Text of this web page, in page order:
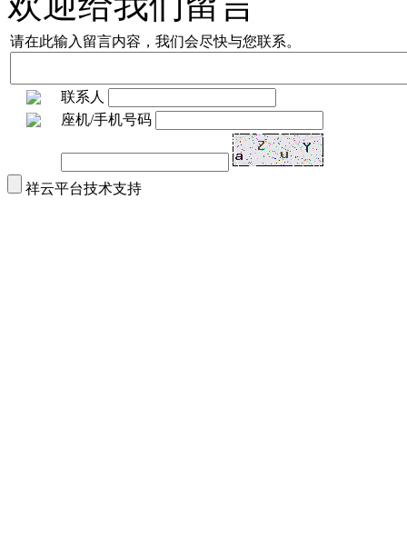
请在此输入留言内容，我们会尽快与您联系。
联系人
座机/手机号码
祥云平台技术支持